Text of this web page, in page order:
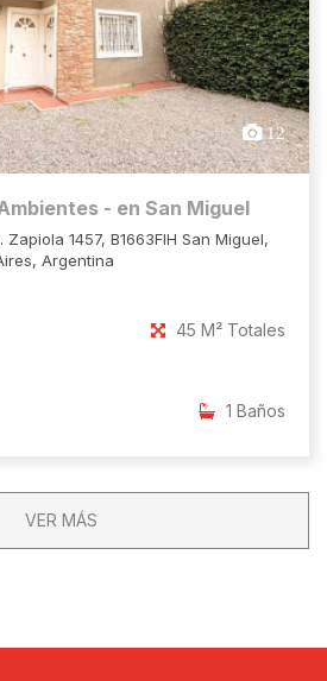
12
- en San Miguel
1457, B1663FIH San Miguel,
Argentina
45 M² Totales
1 Baños
VER MÁS